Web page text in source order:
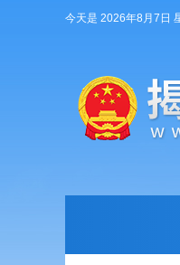
今天是 2026年8月7日